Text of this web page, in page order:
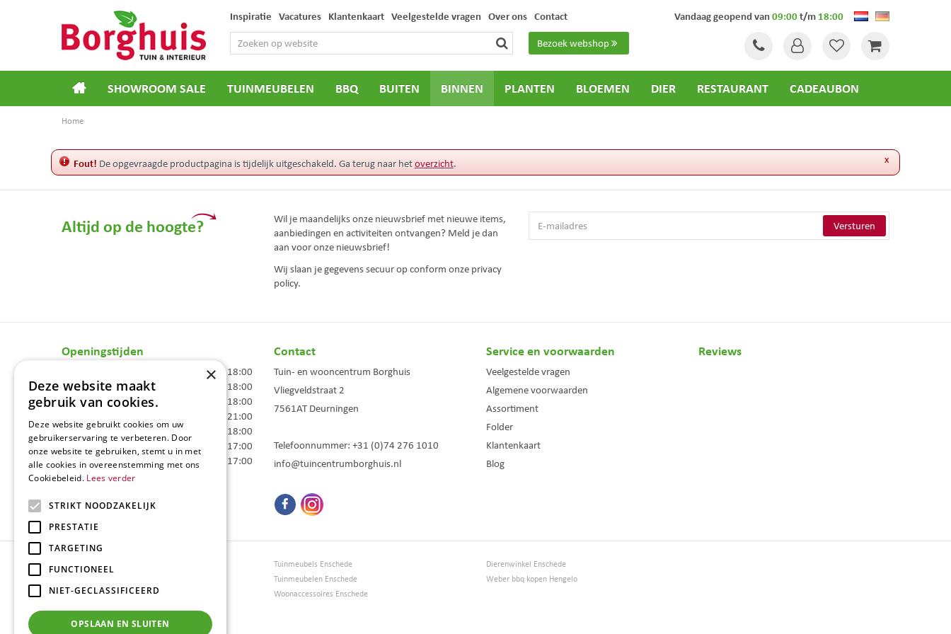
Home
Bezoek webshop
Inspiratie Vacatures Klantenkaart Veelgestelde vragen Over ons Contact Vandaag geopend van09:00t/m18:00
SHOWROOM SALE TUINMEUBELEN BBQ BUITEN BINNEN PLANTEN BLOEMEN DIER RESTAURANT CADEAUBON
x
Fout! De opgevraagde productpagina is tijdelijk uitgeschakeld. Ga terug naar hetoverzicht.
Altijd op de hoogte?
Wil je maandelijks onze nieuwsbrief met nieuwe items,
aanbiedingen en activiteiten ontvangen? Meld je dan
aan voor onze nieuwsbrief!
Wij slaan je gegevens secuur op conform onze privacy
policy.
Openingstijden
09:00 - 18:00
Dinsdag
09:00 - 18:00
Woensdag
09:00 - 18:00
09:00 - 21:00
Vrijdag
09:00 - 18:00
Zaterdag
09:00 - 17:00
Zondag
10:00 - 17:00
Contact
Tuin- en wooncentrum Borghuis
Vliegveldstraat 2
7561AT Deurningen
Telefoonnummer: +31 (0)74 276 1010
info@tuincentrumborghuis.nl
Service en voorwaarden
Veelgestelde vragen
Algemene voorwaarden
Assortiment
Folder
Klantenkaart
Blog
Reviews
Tuincentrum Borghuis
Loungesets
Bloemen
Barbecues
Tuinmeubels Enschede
Tuinmeubelen Enschede
Woonaccessoires Enschede
Dierenwinkel Enschede
Weber bbq kopen Hengelo
×
Deze website maakt
gebruik van cookies.
Deze website gebruikt cookies om uw
gebruikerservaring te verbeteren. Door
onze website te gebruiken, stemt u in met
alle cookies in overeenstemming met ons
Cookiebeleid. Lees verder
STRIKT NOODZAKELIJK
PRESTATIE
TARGETING
FUNCTIONEEL
NIET-GECLASSIFICEERD
OPSLAAN EN SLUITEN